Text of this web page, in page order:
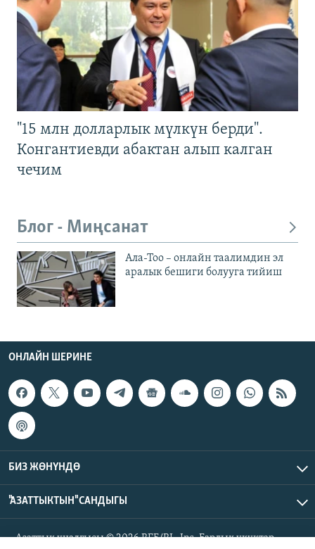
"15 млн долларлык мүлкүн берди".
Конгантиевди абактан алып калган
чечим
Блог - Миңсанат
Ала-Тоо – онлайн таалимдин эл
аралык бешиги болууга тийиш
ОНЛАЙН ШЕРИНЕ
БИЗ ЖӨНҮНДӨ
"АЗАТТЫКТЫН" САНДЫГЫ
Азаттык үналгысы © 2026 RFE/RL, Inc. Бардык укуктар